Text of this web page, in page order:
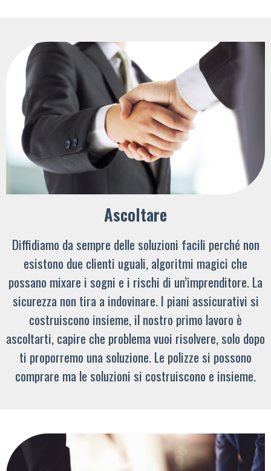
Ascoltare
Diffidiamo da sempre delle soluzioni facili perché non
esistono due clienti uguali, algoritmi magici che
possano mixare i sogni e i rischi di un’imprenditore. La
sicurezza non tira a indovinare. I piani assicurativi si
costruiscono insieme, il nostro primo lavoro è
ascoltarti, capire che problema vuoi risolvere, solo dopo
ti proporremo una soluzione. Le polizze si possono
comprare ma le soluzioni si costruiscono e insieme.